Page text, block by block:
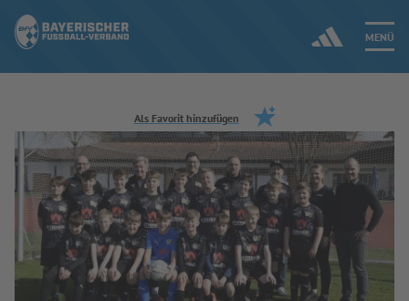
MENÜ
Jetzt einloggen
ERGEBNISSE & WETTBEWERBE
NEUIGKEITEN
SPIELBETRIEB & VERBANDSLEBEN
Als Favorit hinzufügen